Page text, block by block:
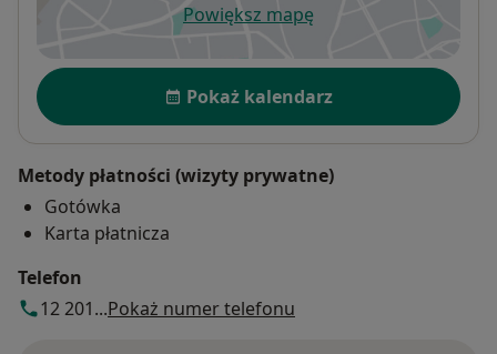
Powiększ mapęotwiera się w nowej karcie
Dostępność
Pokaż kalendarz
Metody płatności (wizyty prywatne)
Gotówka
Karta płatnicza
Telefon
12 201...Pokaż numer telefonu